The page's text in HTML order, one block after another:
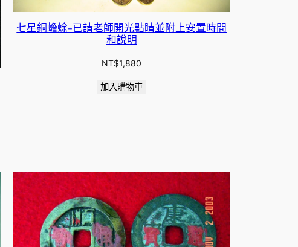
七星銅蟾蜍-已請老師開光點睛並附上安置時間
和說明
NT$1,880
加入購物車